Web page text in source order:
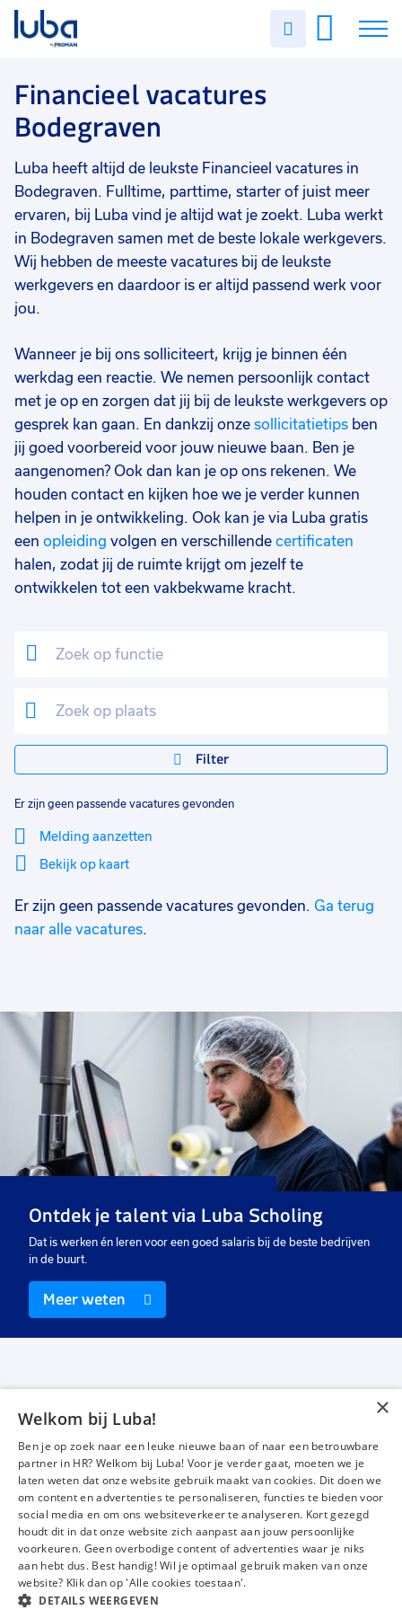
Uren
Vacatures
Over ons
Voor werkgevers
Contact
Financieel vacatures
Bodegraven
Luba heeft altijd de leukste Financieel vacatures in
Bodegraven. Fulltime, parttime, starter of juist meer
ervaren, bij Luba vind je altijd wat je zoekt. Luba werkt
in Bodegraven samen met de beste lokale werkgevers.
Wij hebben de meeste vacatures bij de leukste
werkgevers en daardoor is er altijd passend werk voor
jou.
Wanneer je bij ons solliciteert, krijg je binnen één
werkdag een reactie. We nemen persoonlijk contact
met je op en zorgen dat jij bij de leukste werkgevers op
gesprek kan gaan. En dankzij onze sollicitatietips ben
jij goed voorbereid voor jouw nieuwe baan. Ben je
aangenomen? Ook dan kan je op ons rekenen. We
houden contact en kijken hoe we je verder kunnen
helpen in je ontwikkeling. Ook kan je via Luba gratis
een opleiding volgen en verschillende certificaten
halen, zodat jij de ruimte krijgt om jezelf te
ontwikkelen tot een vakbekwame kracht.
Filter
Filter vacatures
Vakgebied 0
Opleidingsniveau
Uren per week 0
Er zijn geen passende vacatures gevonden
Melding aanzetten
Bekijk op kaart
Sluiten
Er zijn geen passende vacatures gevonden. Ga terug
naar alle vacatures.
Ontdek je talent via Luba Scholing
Dat is werken én leren voor een goed salaris bij de beste bedrijven
in de buurt.
Meer weten
Werken bij Luba
Voor werkgevers
Mijn Luba
Contact
InstagramFacebookLinkedIn YouTube
×
Welkom bij Luba!
Ben je op zoek naar een leuke nieuwe baan of naar een betrouwbare
partner in HR? Welkom bij Luba! Voor je verder gaat, moeten we je
laten weten dat onze website gebruik maakt van cookies. Dit doen we
om content en advertenties te personaliseren, functies te bieden voor
social media en om ons websiteverkeer te analyseren. Kort gezegd
houdt dit in dat onze website zich aanpast aan jouw persoonlijke
voorkeuren. Geen overbodige content of advertenties waar je niks
aan hebt dus. Best handig! Wil je optimaal gebruik maken van onze
website? Klik dan op 'Alle cookies toestaan'.
DETAILS WEERGEVEN